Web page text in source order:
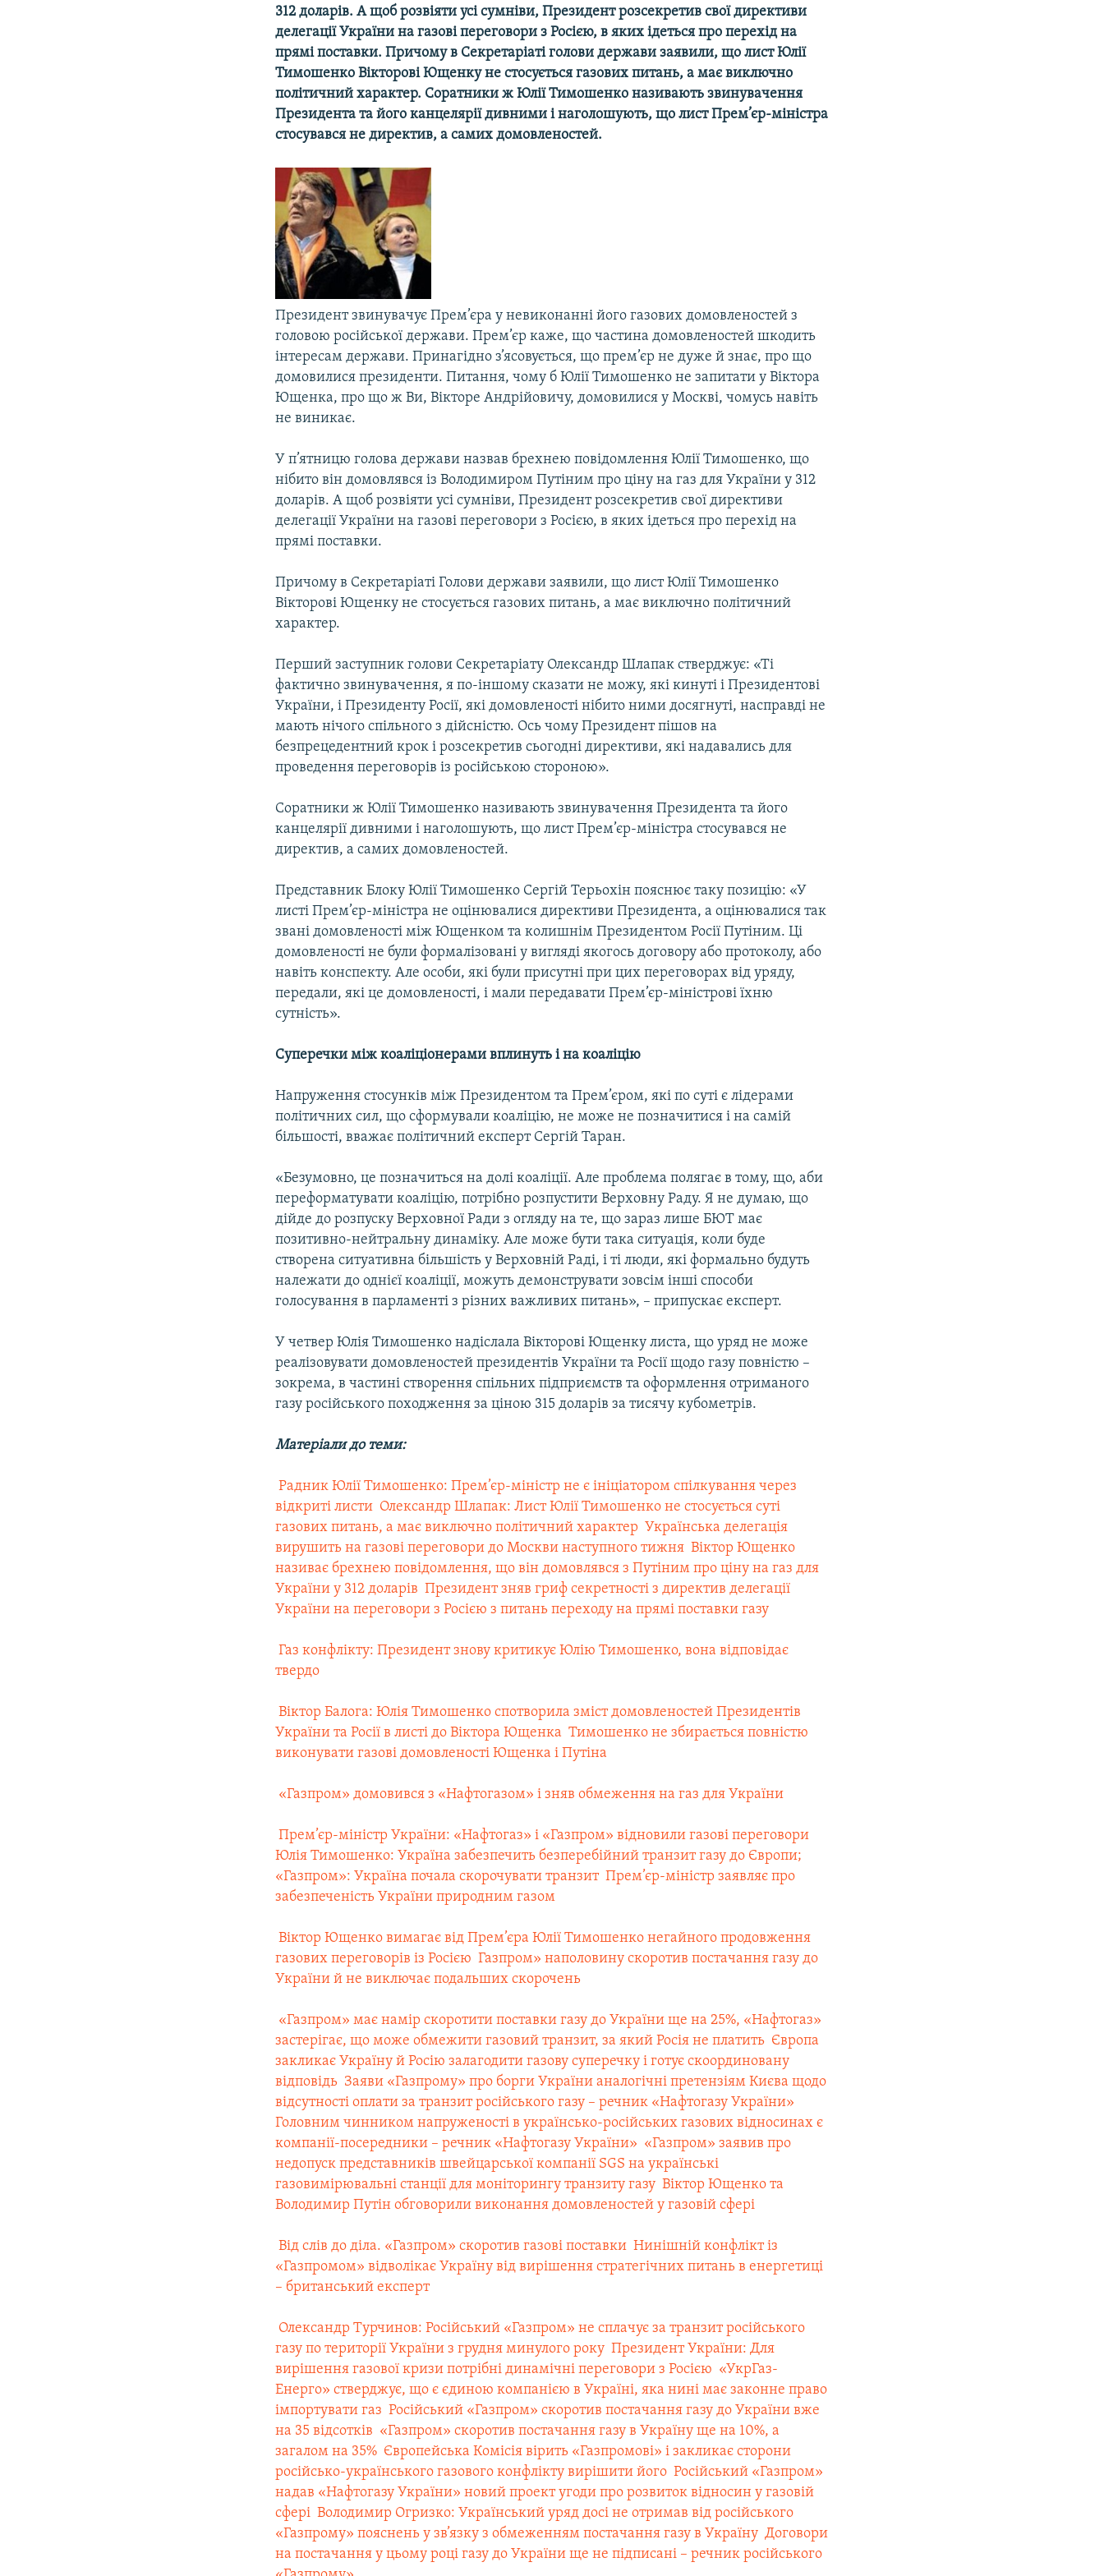
312 доларів. А щоб розвіяти усі сумніви, Президент розсекретив свої директиви
делегацiї України на газові переговори з Росією, в яких ідеться про перехід на
прямі поставки. Причому в Секретаріаті голови держави заявили, що лист Юлії
Тимошенко Вікторові Ющенку не стосується газових питань, а має виключно
політичний характер. Соратники ж Юлії Тимошенко називають звинувачення
Президента та його канцелярії дивними і наголошують, що лист Прем’єр-міністра
стосувався не директив, а самих домовленостей.
Президент звинувачує Прем’єра у невиконанні його газових домовленостей з
головою російської держави. Прем’єр каже, що частина домовленостей шкодить
інтересам держави. Принагідно з’ясовується, що прем’єр не дуже й знає, про що
домовилися президенти. Питання, чому б Юлії Тимошенко не запитати у Віктора
Ющенка, про що ж Ви, Вікторе Андрійовичу, домовилися у Москві, чомусь навіть
не виникає.
У п’ятницю голова держави назвав брехнею повідомлення Юлії Тимошенко, що
нібито він домовлявся із Володимиром Путіним про ціну на газ для України у 312
доларів. А щоб розвіяти усі сумніви, Президент розсекретив свої директиви
делегацiї України на газові переговори з Росією, в яких ідеться про перехід на
прямі поставки.
Причому в Секретаріаті Голови держави заявили, що лист Юлії Тимошенко
Вікторові Ющенку не стосується газових питань, а має виключно політичний
характер.
Перший заступник голови Секретаріату Олександр Шлапак стверджує: «Ті
фактично звинувачення, я по-іншому сказати не можу, які кинуті і Президентові
України, і Президенту Росії, які домовленості нібито ними досягнуті, насправді не
мають нічого спільного з дійсністю. Ось чому Президент пішов на
безпрецедентний крок і розсекретив сьогодні директиви, які надавались для
проведення переговорів із російською стороною».
Соратники ж Юлії Тимошенко називають звинувачення Президента та його
канцелярії дивними і наголошують, що лист Прем’єр-міністра стосувався не
директив, а самих домовленостей.
Представник Блоку Юлії Тимошенко Сергій Терьохін пояснює таку позицію: «У
листі Прем’єр-міністра не оцінювалися директиви Президента, а оцінювалися так
звані домовленості між Ющенком та колишнім Президентом Росії Путіним. Ці
домовленості не були формалізовані у вигляді якогось договору або протоколу, або
навіть конспекту. Але особи, які були присутні при цих переговорах від уряду,
передали, які це домовленості, і мали передавати Прем’єр-міністрові їхню
сутність».
Суперечки між коаліціонерами вплинуть і на коаліцію
Напруження стосунків між Президентом та Прем’єром, які по суті є лідерами
політичних сил, що сформували коаліцію, не може не позначитися і на самій
більшості, вважає політичний експерт Сергій Таран.
«Безумовно, це позначиться на долі коаліції. Але проблема полягає в тому, що, аби
переформатувати коаліцію, потрібно розпустити Верховну Раду. Я не думаю, що
дійде до розпуску Верховної Ради з огляду на те, що зараз лише БЮТ має
позитивно-нейтральну динаміку. Але може бути така ситуація, коли буде
створена ситуативна більшість у Верховній Раді, і ті люди, які формально будуть
належати до однієї коаліції, можуть демонструвати зовсім інші способи
голосування в парламенті з різних важливих питань», – припускає експерт.
У четвер Юлія Тимошенко надіслала Вікторові Ющенку листа, що уряд не може
реалізовувати домовленостей президентів України та Росії щодо газу повністю –
зокрема, в частині створення спільних підприємств та оформлення отриманого
газу російського походження за ціною 315 доларів за тисячу кубометрів.
Матеріали до теми:
 Радник Юлії Тимошенко: Прем’єр-міністр не є ініціатором спілкування через
відкриті листи  Олександр Шлапак: Лист Юлії Тимошенко не стосується суті
газових питань, а має виключно політичний характер  Українська делегація
вирушить на газові переговори до Москви наступного тижня  Віктор Ющенко
називає брехнею повідомлення, що він домовлявся з Путіним про ціну на газ для
України у 312 доларів  Президент зняв гриф секретності з директив делегації
України на переговори з Росією з питань переходу на прямі поставки газу
 Газ конфлікту: Президент знову критикує Юлію Тимошенко, вона відповідає
твердо
 Віктор Балога: Юлія Тимошенко спотворила зміст домовленостей Президентів
України та Росії в листі до Віктора Ющенка  Тимошенко не збирається повністю
виконувати газові домовленості Ющенка і Путіна
 «Газпром» домовився з «Нафтогазом» і зняв обмеження на газ для України
 Прем’єр-міністр України: «Нафтогаз» і «Газпром» відновили газові переговори
Юлія Тимошенко: Україна забезпечить безперебійний транзит газу до Європи;
«Газпром»: Україна почала скорочувати транзит  Прем’єр-міністр заявляє про
забезпеченість України природним газом
 Віктор Ющенко вимагає від Прем’єра Юлії Тимошенко негайного продовження
газових переговорів із Росією  Газпром» наполовину скоротив постачання газу до
України й не виключає подальших скорочень
 «Газпром» має намір скоротити поставки газу до України ще на 25%, «Нафтогаз»
застерігає, що може обмежити газовий транзит, за який Росія не платить  Європа
закликає Україну й Росію залагодити газову суперечку і готує скоординовану
відповідь  Заяви «Газпрому» про борги України аналогічні претензіям Києва щодо
відсутності оплати за транзит російського газу – речник «Нафтогазу України»
Головним чинником напруженості в українсько-російських газових відносинах є
компанії-посередники – речник «Нафтогазу України»  «Газпром» заявив про
недопуск представників швейцарської компанії SGS на українські
газовимірювальні станції для моніторингу транзиту газу  Віктор Ющенко та
Володимир Путін обговорили виконання домовленостей у газовій сфері
 Від слів до діла. «Газпром» скоротив газові поставки  Нинішній конфлікт із
«Газпромом» відволікає Україну від вирішення стратегічних питань в енергетиці
– британський експерт
 Олександр Турчинов: Російський «Газпром» не сплачує за транзит російського
газу по території України з грудня минулого року  Президент України: Для
вирішення газової кризи потрібні динамічні переговори з Росією  «УкрГаз-
Енерго» стверджує, що є єдиною компанією в Україні, яка нині має законне право
імпортувати газ  Російський «Газпром» скоротив постачання газу до України вже
на 35 відсотків  «Газпром» скоротив постачання газу в Україну ще на 10%, а
загалом на 35%  Європейська Комісія вірить «Газпромові» і закликає сторони
російсько-українського газового конфлікту вирішити його  Російський «Газпром»
надав «Нафтогазу України» новий проект угоди про розвиток відносин у газовій
сфері  Володимир Огризко: Український уряд досі не отримав від російського
«Газпрому» пояснень у зв’язку з обмеженням постачання газу в Україну  Договори
на постачання у цьому році газу до України ще не підписані – речник російського